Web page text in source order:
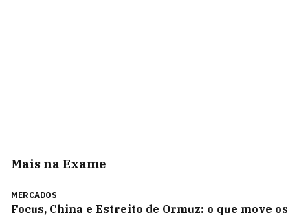
Mais na Exame
MERCADOS
Focus, China e Estreito de Ormuz: o que move os